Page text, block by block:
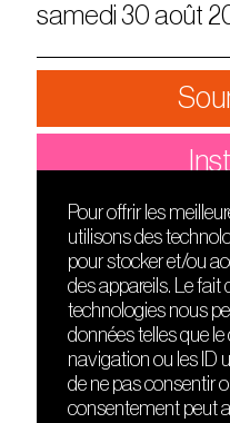
samedi 30 août
DÉCOUVRIR
Le lieu
Contact
Presse
Cours de DJing
TMLAB
Pour offrir les
utilisons des
pour stocker et/ou
des appareils. Le fait
technologies nous
données telles que
navigation ou les ID
de ne pas consentir
consentement peut